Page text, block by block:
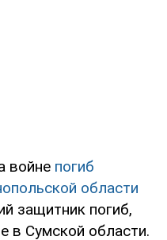
войне погиб
области
защитник погиб,
в Сумской области.